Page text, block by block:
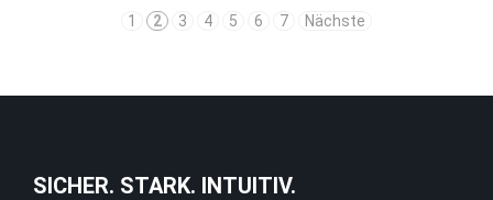
1
2 3 4 5 6 7 Nächste
SICHER. STARK. INTUITIV.